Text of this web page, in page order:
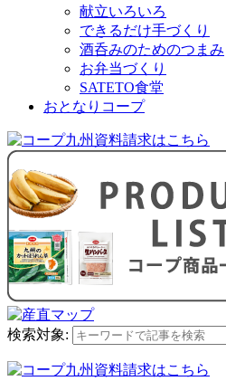
献立いろいろ
できるだけ手づくり
酒呑みのためのつまみ
お弁当づくり
SATETO食堂
おとなりコープ
検索対象: